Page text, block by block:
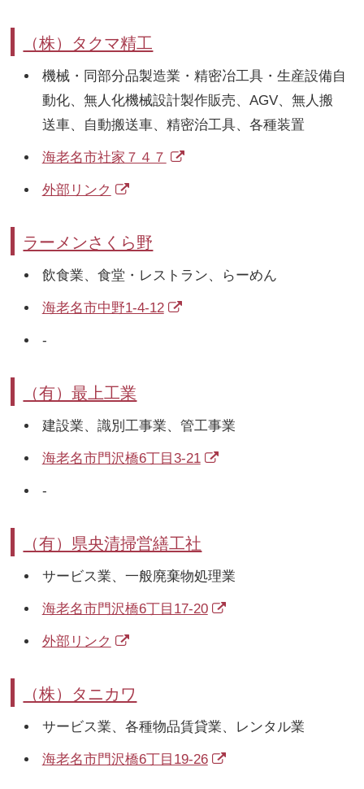
（株）タクマ精工
機械・同部分品製造業・精密冶工具・生産設備自
動化、無人化機械設計製作販売、AGV、無人搬
送車、自動搬送車、精密治工具、各種装置
海老名市社家７４７
外部リンク
ラーメンさくら野
飲食業、食堂・レストラン、らーめん
海老名市中野1-4-12
-
（有）最上工業
建設業、識別工事業、管工事業
海老名市門沢橋6丁目3-21
-
（有）県央清掃営繕工社
サービス業、一般廃棄物処理業
海老名市門沢橋6丁目17-20
外部リンク
（株）タニカワ
サービス業、各種物品賃貸業、レンタル業
海老名市門沢橋6丁目19-26